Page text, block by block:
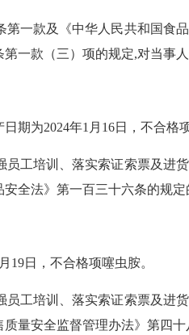
一款及《中华人民共和国食
一款（三）项的规定,对当事
日期为2024年1月16日，不合格
工培训、落实索证索票及进
全法》第一百三十六条的规定
19日，不合格项噻虫胺。
工培训、落实索证索票及进
量安全监督管理办法》第四十